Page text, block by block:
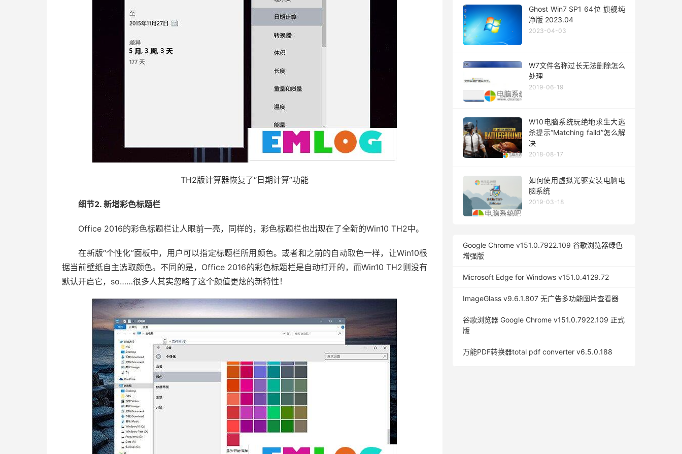
TH2版计算器恢复了“日期计算”功能
细节2. 新增彩色标题栏
Office 2016的彩色标题栏让人眼前一亮，同样的，彩色标题栏也出现在了全新的Win10 TH2中。
在新版“个性化”面板中，用户可以指定标题栏所用颜色。或者和之前的自动取色一样，让Win10根
据当前壁纸自主选取颜色。不同的是，Office 2016的彩色标题栏是自动打开的，而Win10 TH2则没有
默认开启它，so……很多人其实忽略了这个颜值更炫的新特性！
Ghost Win7 SP1 64位 旗舰纯
净版 2023.04
2023-04-03
W7文件名称过长无法删除怎么
处理
2019-06-19
W10电脑系统玩绝地求生大逃
杀提示“Matching faild”怎么解
决
2018-08-17
如何使用虚拟光驱安装电脑电
脑系统
2019-03-18
Google Chrome v151.0.7922.109 谷歌浏览器绿色
增强版
Microsoft Edge for Windows v151.0.4129.72
ImageGlass v9.6.1.807 无广告多功能图片查看器
谷歌浏览器 Google Chrome v151.0.7922.109 正式
版
万能PDF转换器total pdf converter v6.5.0.188